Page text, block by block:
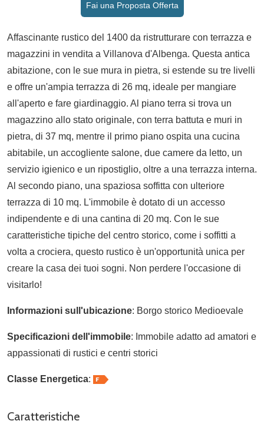
Fai una Proposta Offerta
Affascinante rustico del 1400 da ristrutturare con terrazza e
magazzini in vendita a Villanova d'Albenga. Questa antica
abitazione, con le sue mura in pietra, si estende su tre livelli
e offre un'ampia terrazza di 26 mq, ideale per mangiare
all'aperto e fare giardinaggio. Al piano terra si trova un
magazzino allo stato originale, con terra battuta e muri in
pietra, di 37 mq, mentre il primo piano ospita una cucina
abitabile, un accogliente salone, due camere da letto, un
servizio igienico e un ripostiglio, oltre a una terrazza interna.
Al secondo piano, una spaziosa soffitta con ulteriore
terrazza di 10 mq. L'immobile è dotato di un accesso
indipendente e di una cantina di 20 mq. Con le sue
caratteristiche tipiche del centro storico, come i soffitti a
volta a crociera, questo rustico è un'opportunità unica per
creare la casa dei tuoi sogni. Non perdere l'occasione di
visitarlo!
Informazioni sull'ubicazione: Borgo storico Medioevale
Specificazioni dell'immobile: Immobile adatto ad amatori e
appassionati di rustici e centri storici
Classe Energetica:
Caratteristiche